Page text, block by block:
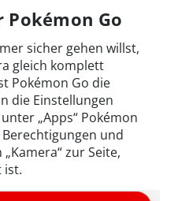
Pokémon Go
sicher gehen willst,
gleich komplett
Pokémon Go die
die Einstellungen
„Apps“ Pokémon
und
zur Seite,
ist.